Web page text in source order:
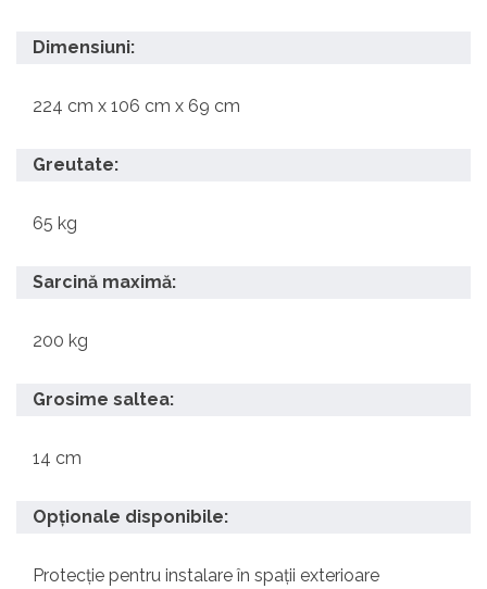
Dimensiuni:
224 cm x 106 cm x 69 cm
Greutate:
65 kg
Sarcină maximă:
200 kg
Grosime saltea:
14 cm
Opționale disponibile:
Protecție pentru instalare în spații exterioare